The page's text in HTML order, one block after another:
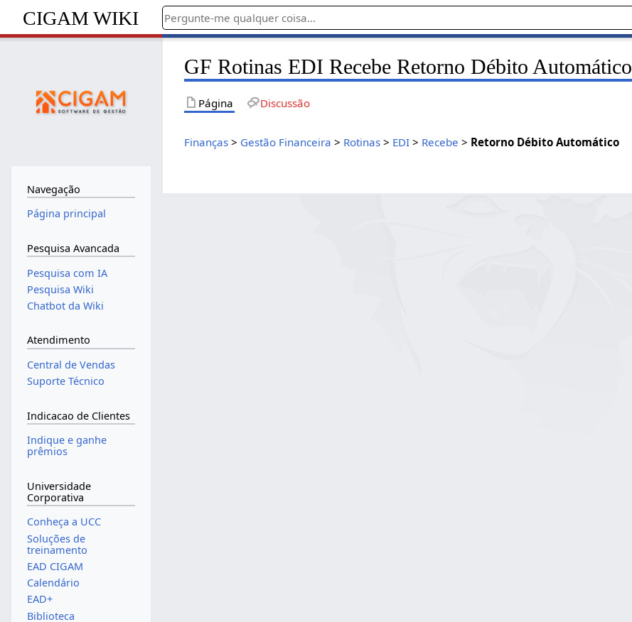
CIGAM WIKI
GF Rotinas EDI Recebe Retorno Débito Automático
Página Discussão
Finanças > Gestão Financeira > Rotinas > EDI > Recebe > Retorno Débito Automático
Navegação
Página principal
Pesquisa Avancada
Pesquisa com IA
Pesquisa Wiki
Chatbot da Wiki
Atendimento
Central de Vendas
Suporte Técnico
Indicacao de Clientes
Indique e ganhe
prêmios
Universidade
Corporativa
Conheça a UCC
Soluções de
treinamento
EAD CIGAM
Calendário
EAD+
Biblioteca